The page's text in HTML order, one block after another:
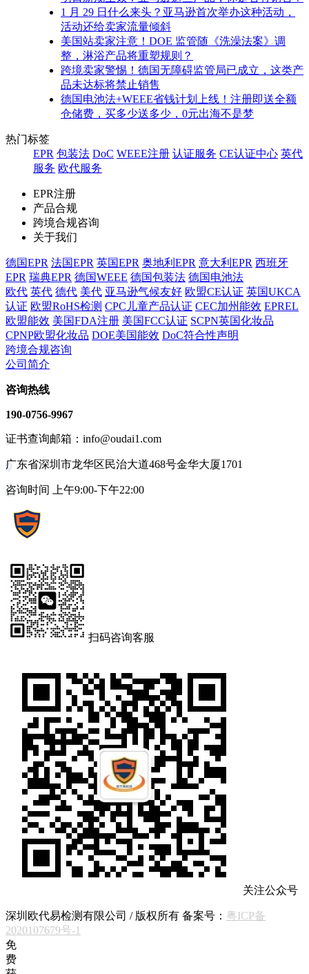
1 月 29 日什么来头？亚马逊首次举办这种活动，
活动还给卖家流量倾斜
美国站卖家注意！DOE 监管随《洗澡法案》调
整，淋浴产品将重塑规则？
跨境卖家警惕！德国无障碍监管局已成立，这类产
品未达标将禁止销售
德国电池法+WEEE省钱计划上线！注册即送全额
仓储费，买多少送多少，0元出海不是梦
热门标签
EPR 包装法 DoC WEEE注册 认证服务 CE认证中心 英代
服务 欧代服务
EPR注册
产品合规
跨境合规咨询
关于我们
德国EPR 法国EPR 英国EPR 奥地利EPR 意大利EPR 西班牙
EPR 瑞典EPR 德国WEEE 德国包装法 德国电池法
欧代 英代 德代 美代 亚马逊气候友好 欧盟CE认证 英国UKCA
认证 欧盟RoHS检测 CPC儿童产品认证 CEC加州能效 EPREL
欧盟能效 美国FDA注册 美国FCC认证 SCPN英国化妆品
CPNP欧盟化妆品 DOE美国能效 DoC符合性声明
跨境合规咨询
公司简介
咨询热线
190-0756-9967
证书查询邮箱：info@oudai1.com
广东省深圳市龙华区民治大道468号金华大厦1701
咨询时间 上午9:00-下午22:00
扫码咨询客服
关注公众号
深圳欧代易检测有限公司 / 版权所有 备案号： 粤ICP备
2020107679号-1
免
费